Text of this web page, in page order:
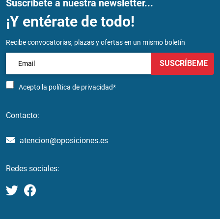
Suscríbete a nuestra newsletter...
¡Y entérate de todo!
Recibe convocatorias, plazas y ofertas en un mismo boletín
Acepto la política de privacidad*
SUSCRÍBEME
Contacto:
atencion@oposiciones.es
Redes sociales: